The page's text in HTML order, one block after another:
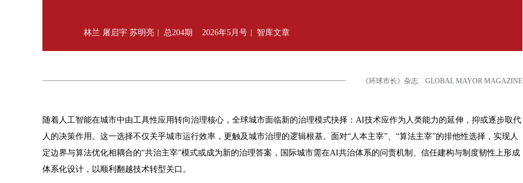
林兰 屠启宇 苏明亮 总204期 2026年5月号 智库文章
《环球市长》杂志 GLOBAL MAYOR MAGAZINE
随着人工智能在城市中由工具性应用转向治理核心，全球城市面临新的治理模式抉择：AI技术应作为人类能力的延伸，抑或逐步取代
人的决策作用。这一选择不仅关乎城市运行效率，更触及城市治理的逻辑根基。面对“人本主宰”、“算法主宰”的排他性选择，实现人
定边界与算法优化相耦合的“共治主宰”模式或成为新的治理答案，国际城市需在AI共治体系的问责机制、信任建构与制度韧性上形成
体系化设计，以顺利翻越技术转型关口。